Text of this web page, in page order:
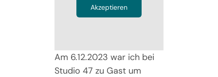
Akzeptieren
Am 6.12.2023 war ich bei
Studio 47 zu Gast um